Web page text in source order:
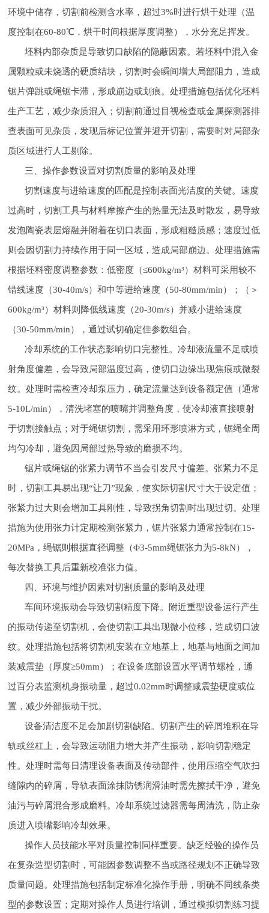
环境中储存，切割前检测含水率，超过3%时进行烘干处理（温
度控制在60-80℃，烘干时间根据厚度调整），水分充足挥发。
坯料内部杂质是导致切口缺陷的隐蔽因素。若坯料中混入金
属颗粒或未烧透的硬质结块，切割时会瞬间增大局部阻力，造成
锯片弹跳或绳锯卡滞，形成崩边或划痕。处理措施包括优化坯料
生产工艺，减少杂质混入；切割前通过目视检查或金属探测器排
查表面可见杂质，发现后标记位置并避开切割，需要时对局部杂
质区域进行人工剔除。
三、操作参数设置对切割质量的影响及处理
切割速度与进给速度的匹配是控制表面光洁度的关键。速度
过高时，切割工具与材料摩擦产生的热量无法及时散发，易导致
发泡陶瓷表层熔融并附着在切口表面，形成粗糙质感；速度过低
则会因切割力持续作用于同一区域，造成局部崩边。处理措施需
根据坯料密度调整参数：低密度（≤600kg/m³）材料可采用较不
错线速度（30-40m/s）和中等进给速度（50-80mm/min）；（＞
600kg/m³）材料则降低线速度（20-30m/s）并减小进给速度
（30-50mm/min），通过试切确定佳参数组合。
冷却系统的工作状态影响切口完整性。冷却液流量不足或喷
射角度偏差，会导致局部温度过高，使切口边缘出现焦痕或微裂
纹。处理时需检查冷却泵压力，确定流量达到设备额定值（通常
5-10L/min），清洗堵塞的喷嘴并调整角度，使冷却液直接喷射
于切割接触点；对于绳锯切割，需采用环形喷淋方式，锯绳全周
均匀冷却，避免因局部过热导致的磨损不均。
锯片或绳锯的张紧力调节不当会引发尺寸偏差。张紧力不足
时，切割工具易出现“让刀”现象，使实际切割尺寸大于设定值；
张紧力过大则会增加工具刚性，导致拐角切割时出现过切。处理
措施为使用张力计定期检测张紧力，锯片张紧力通常控制在15-
20MPa，绳锯则根据直径调整（Φ3-5mm绳锯张力为5-8kN），
每次替换工具后重新校准张力值。
四、环境与维护因素对切割质量的影响及处理
车间环境振动会导致切割精度下降。附近重型设备运行产生
的振动传递至切割机，会使切割工具出现微小位移，造成切口波
纹。处理措施包括将切割机安装在立地基上，地基与地面之间加
装减震垫（厚度≥50mm）；在设备底部设置水平调节螺栓，通
过百分表监测机身振动量，超过0.02mm时调整减震垫硬度或位
置，减少外部振动干扰。
设备清洁度不足会加剧切割缺陷。切割产生的碎屑堆积在导
轨或丝杠上，会导致运动阻力增大并产生振动，影响切割稳定
性。处理时需每日清理设备表面及传动部件，使用压缩空气吹扫
缝隙内的碎屑，导轨表面涂抹防锈润滑油时需先擦拭干净，避免
油污与碎屑混合形成磨料。冷却系统过滤器需每周清洗，防止杂
质进入喷嘴影响冷却效果。
操作人员技能水平对质量控制同样重要。缺乏经验的操作员
在复杂造型切割时，可能因参数调整不当或路径规划不正确导致
质量问题。处理措施包括制定标准化操作手册，明确不同线条类
型的参数设置；定期对操作人员进行培训，通过模拟切割练习提